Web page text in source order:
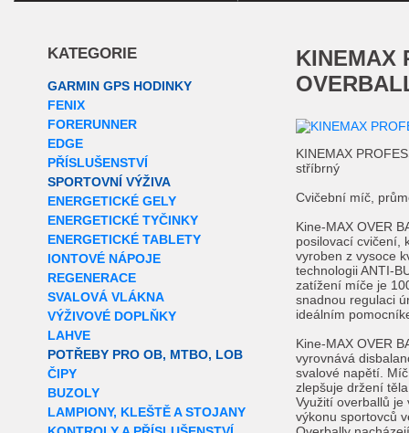
KATEGORIE
GARMIN GPS HODINKY
FENIX
FORERUNNER
EDGE
PŘÍSLUŠENSTVÍ
SPORTOVNÍ VÝŽIVA
ENERGETICKÉ GELY
ENERGETICKÉ TYČINKY
ENERGETICKÉ TABLETY
IONTOVÉ NÁPOJE
REGENERACE
SVALOVÁ VLÁKNA
VÝŽIVOVÉ DOPLŇKY
LAHVE
POTŘEBY PRO OB, MTBO, LOB
ČIPY
BUZOLY
LAMPIONY, KLEŠTĚ A STOJANY
KINEMAX PROFESSIONAL
KINEMAX
stříbrný
Cvičební míč,
Kine-MAX OVER
posilovací cvičení,
vyroben z vysoce
technologii ANTI-
zatížení míče je
snadnou regulaci
ideálním
Kine-MAX OVER
vyrovnává
svalové napětí.
zlepšuje držení
Využití overballů
výkonu sportovců